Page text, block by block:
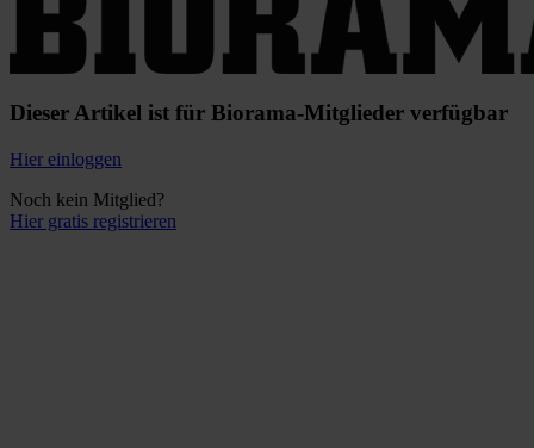
Dieser Artikel ist für Biorama-Mitglieder verfügbar
Hier einloggen
Noch kein Mitglied?
Hier gratis registrieren